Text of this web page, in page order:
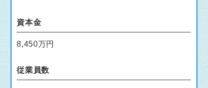
資本金
8,450万円
従業員数